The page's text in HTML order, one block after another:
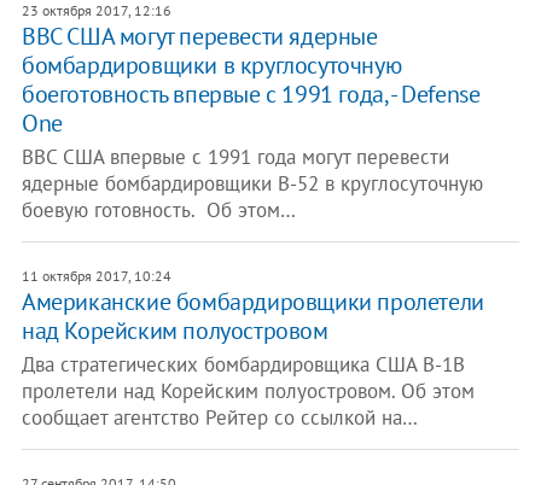
23 октября 2017, 12:16
​ВВС США могут перевести ядерные
бомбардировщики в круглосуточную
боеготовность впервые с 1991 года, - Defense
One
ВВС США впервые с 1991 года могут перевести
ядерные бомбардировщики B-52 в круглосуточную
боевую готовность. Об этом…
11 октября 2017, 10:24
Американские бомбардировщики пролетели
над Корейским полуостровом
Два стратегических бомбардировщика США B-1B
пролетели над Корейским полуостровом. Об этом
сообщает агентство Рейтер со ссылкой на…